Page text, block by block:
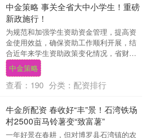
中金策略 事关全省大中小学生！重磅
新政施行！
为规范和加强学生资助资金管理，提高资
金使用效益，确保资助工作顺利开展，结
合近年来学生资助政策变化情况，省财政
厅联合省教育厅、省人力资源社会保障
厅、省退役军人事务....
中金策略
查看： 190 分类： 配资排行
牛金所配资 春收好“丰”景！石湾铁场
村2500亩马铃薯变“致富薯”
一年好景在春耕，但对博罗县石湾镇的农